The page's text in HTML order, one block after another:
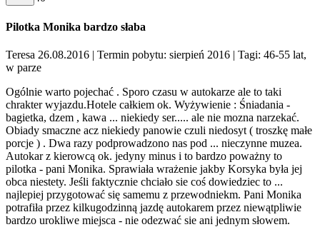
Pilotka Monika bardzo słaba
Teresa 26.08.2016 | Termin pobytu: sierpień 2016 | Tagi: 46-55 lat,
w parze
Ogólnie warto pojechać . Sporo czasu w autokarze ale to taki
chrakter wyjazdu.Hotele całkiem ok. Wyżywienie : Śniadania -
bagietka, dzem , kawa ... niekiedy ser..... ale nie mozna narzekać.
Obiady smaczne acz niekiedy panowie czuli niedosyt ( troszkę małe
porcje ) . Dwa razy podprowadzono nas pod ... nieczynne muzea.
Autokar z kierowcą ok. jedyny minus i to bardzo poważny to
pilotka - pani Monika. Sprawiała wrażenie jakby Korsyka była jej
obca niestety. Jeśli faktycznie chciało sie coś dowiedziec to ...
najlepiej przygotować się samemu z przewodniekm. Pani Monika
potrafiła przez kilkugodzinną jazdę autokarem przez niewątpliwie
bardzo urokliwe miejsca - nie odezwać sie ani jednym słowem.